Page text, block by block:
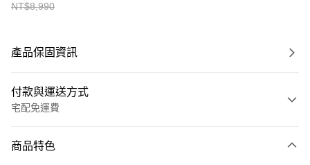
NT$8,990
產品保固資訊
付款與運送方式
宅配免運費
信用卡一次付款
商品特色